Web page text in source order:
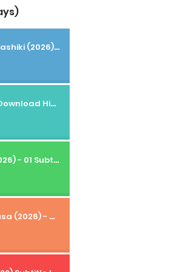
Ichijigen no Sashiki (2026) - 01 Subtitle Indonesia
Seluruh Link Download High And Low Subtitle Indonesia
My Fiction (2026) - 01 Subtitle Indonesia
Wasurenagusa (2026) - 01+02 Subtitle Indonesia